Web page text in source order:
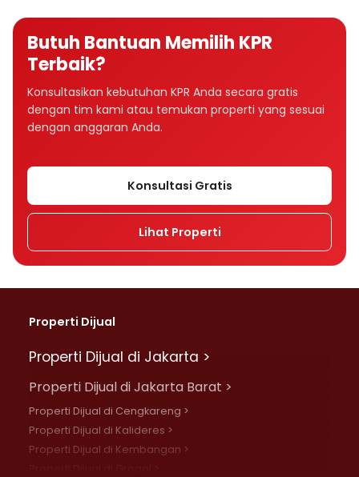
Butuh Bantuan Memilih KPR
Terbaik?
Konsultasikan kebutuhan KPR Anda secara gratis
dengan tim kami atau temukan properti yang sesuai
dengan anggaran Anda.
Konsultasi Gratis
Lihat Properti
Properti Dijual
Properti Dijual di Jakarta >
Properti Dijual di Jakarta Barat >
Properti Dijual di Cengkareng >
Properti Dijual di Kalideres >
Properti Dijual di Kembangan >